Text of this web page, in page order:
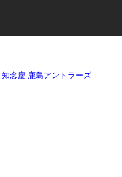
知念慶 鹿島アントラーズ